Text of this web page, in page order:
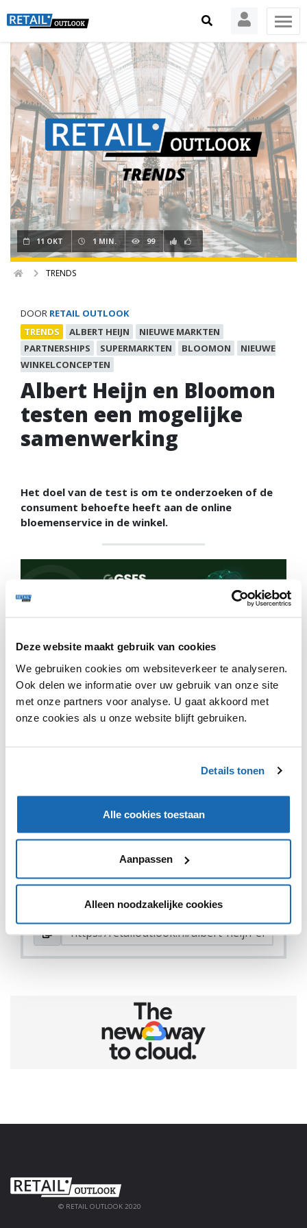
Deze website maakt gebruik van cookies
We gebruiken cookies om websiteverkeer te analyseren.
Ook delen we informatie over uw gebruik van onze site
met onze partners voor analyse. U gaat akkoord met
onze cookies als u onze website blijft gebruiken.
Details tonen
Alle cookies toestaan
Aanpassen
Alleen noodzakelijke cookies
11 OKT 1 MIN. 99
TRENDS
DOOR RETAIL OUTLOOK
TRENDS
ALBERT HEIJN
NIEUWE MARKTEN
PARTNERSHIPS
SUPERMARKTEN BLOOMON
NIEUWE
WINKELCONCEPTEN
Albert Heijn en Bloomon
testen een mogelijke
samenwerking
Het doel van de test is om te onderzoeken of de
consument behoefte heeft aan de online
bloemenservice in de winkel.
Albert Heijn en Bloomon testen de komende vier weken
de mogelijkheid tot een samenwerking. Deze test
wordt uitgevoerd in vier verschillende filialen van Albert
Heijn. Er zullen twee verschillende boeketten worden
aangeboden: de small en de medium variant. Daarnaast
VIND IK LEUK VIND IK LEUK
DEEL DIT IN JOUW NETWERK
© RETAIL OUTLOOK 2020